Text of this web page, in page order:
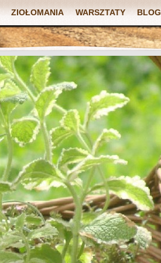
ZIOŁOMANIA WARSZTATY BLOG